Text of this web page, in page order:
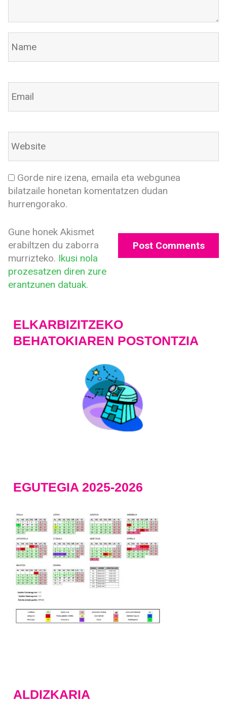
Gorde nire izena, emaila eta webgunea
bilatzaile honetan komentatzen dudan
hurrengorako.
Gune honek Akismet
erabiltzen du zaborra
murrizteko. Ikusi nola
prozesatzen diren zure
erantzunen datuak.
ELKARBIZITZEKO
BEHATOKIAREN POSTONTZIA
EGUTEGIA 2025-2026
ALDIZKARIA